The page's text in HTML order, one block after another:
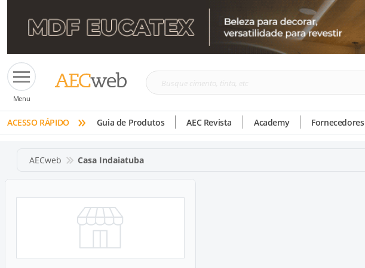
Menu
Busque
tinta,
etc
ACESSO RÁPIDO » Guia de Produtos AEC Revista Academy Fornecedores
AECweb Casa Indaiatuba